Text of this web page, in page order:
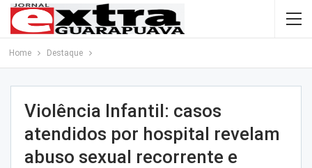
Home Destaque
Violência Infantil: casos
atendidos por hospital revelam
abuso sexual recorrente e